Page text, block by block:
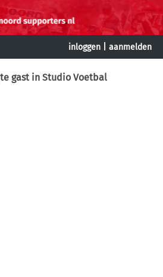
inloggen aanmelden
gast in Studio Voetbal